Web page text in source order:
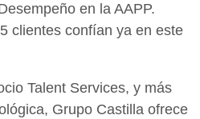
en la AAPP.
clientes confían ya en este
Talent Services, y más
Grupo Castilla ofrece